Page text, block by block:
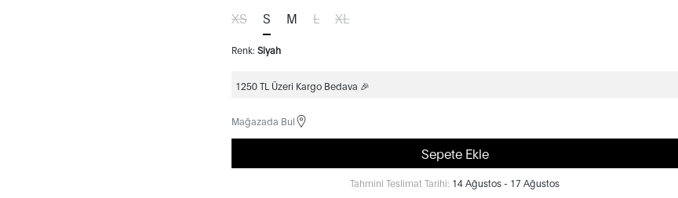
XS S M L XL
Renk: Siyah
1250 TL Üzeri Kargo Bedava 🎉
Mağazada Bul
Sepete Ekle
Tahmini Teslimat Tarihi: 14 Ağustos - 17 Ağustos